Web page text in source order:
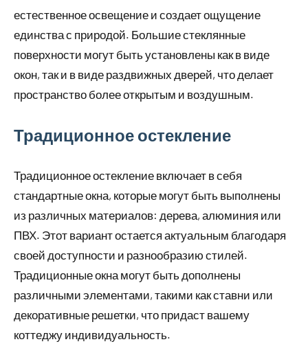
естественное освещение и создает ощущение
единства с природой. Большие стеклянные
поверхности могут быть установлены как в виде
окон, так и в виде раздвижных дверей, что делает
пространство более открытым и воздушным.
Традиционное остекление
Традиционное остекление включает в себя
стандартные окна, которые могут быть выполнены
из различных материалов: дерева, алюминия или
ПВХ. Этот вариант остается актуальным благодаря
своей доступности и разнообразию стилей.
Традиционные окна могут быть дополнены
различными элементами, такими как ставни или
декоративные решетки, что придаст вашему
коттеджу индивидуальность.